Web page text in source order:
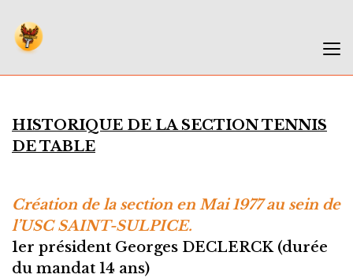
HISTORIQUE DE LA SECTION TENNIS
DE TABLE
Création de la section en Mai 1977 au sein de
l’USC SAINT-SULPICE.
1er président Georges DECLERCK (durée
du mandat 14 ans)